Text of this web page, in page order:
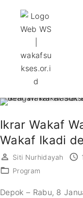
Ikrar Wakaf
Wakaf Ikadi
Siti Nurhidayah
Program
Depok – Rabu, 8